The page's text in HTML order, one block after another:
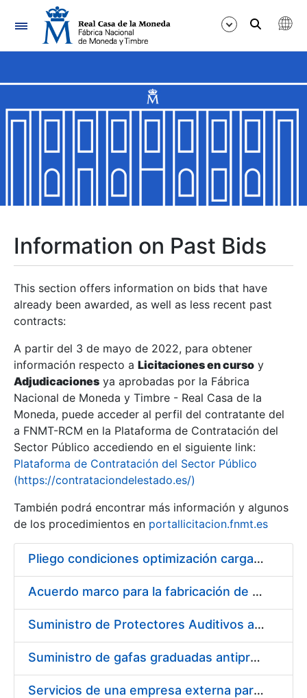
Navigation
Show/Hide
Show/Hide
Show/Hide
Show/Hide
Show/Hide
Show/Hide
Information on Past Bids
This section offers information on bids that have
already been awarded, as well as less recent past
contracts:
A partir del 3 de mayo de 2022, para obtener
información respecto a Licitaciones en curso y
Adjudicaciones ya aprobadas por la Fábrica
Nacional de Moneda y Timbre - Real Casa de la
Moneda, puede acceder al perfil del contratante del
a FNMT-RCM en la Plataforma de Contratación del
Sector Público accediendo en el siguiente link:
Plataforma de Contratación del Sector Público
(https://contrataciondelestado.es/)
También podrá encontrar más información y algunos
de los procedimientos en portallicitacion.fnmt.es
Pliego condiciones optimización cargas compras firmado
Acuerdo marco para la fabricación de piezas
Suministro de Protectores Auditivos a medida para las personas trabajadoras de los Centros de Trabajo de Madrid y Burgos
Suministro de gafas graduadas antiproyecciones para los trabajadores de la FNMT-RCM en los centros de trabajo de Madrid y Burgos
Servicios de una empresa externa para el asesoramiento y resolución de los recursos de alzada que se presentan relacionados con procesos de selección para la FNMT-RCM